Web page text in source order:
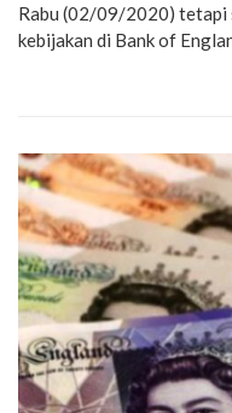
Rabu (02/09/2020) tetapi
kebijakan di Bank of